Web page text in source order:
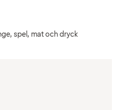
spel, mat och dryck